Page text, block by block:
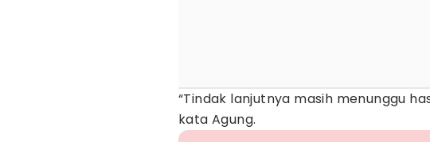
“Tindak lanjutnya masih menunggu
kata Agung.